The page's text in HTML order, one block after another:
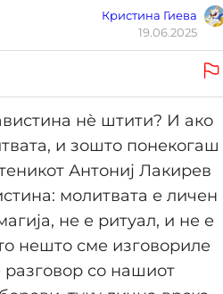
Кристина Гиева
19.06.2025
нè штити? И ако
и зошто понекогаш
Антониј Лакирев
молитвата е личен
не е ритуал, и не е
нешто сме изговориле
со нашиот